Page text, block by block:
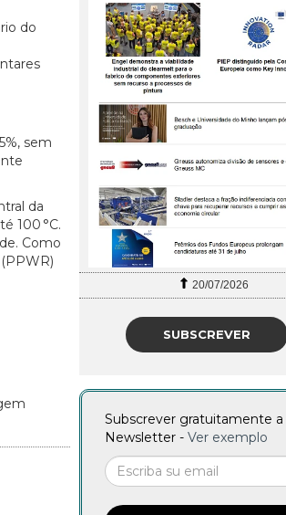
do
sem
da
100 °C.
Como
20/07/2026
SUBSCREVER
Subscrever gratuitamente a
Newsletter - Ver exemplo